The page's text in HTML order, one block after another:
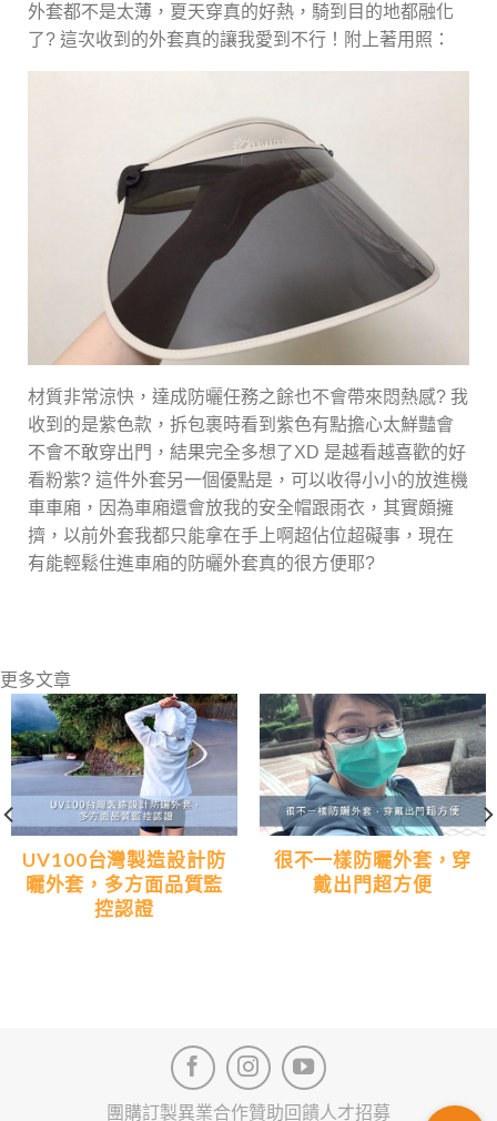
外套都不是太薄，夏天穿真的好熱，騎到目的地都融化
了? 這次收到的外套真的讓我愛到不行！附上著用照：
材質非常涼快，達成防曬任務之餘也不會帶來悶熱感? 我
收到的是紫色款，拆包裹時看到紫色有點擔心太鮮豔會
不會不敢穿出門，結果完全多想了XD 是越看越喜歡的好
看粉紫? 這件外套另一個優點是，可以收得小小的放進機
車車廂，因為車廂還會放我的安全帽跟雨衣，其實頗擁
擠，以前外套我都只能拿在手上啊超佔位超礙事，現在
有能輕鬆住進車廂的防曬外套真的很方便耶?
更多文章
UV100台灣製造設計防
曬外套，多方面品質監
控認證
很不一樣防曬外套，穿
戴出門超方便
團購訂製異業合作贊助回饋人才招募